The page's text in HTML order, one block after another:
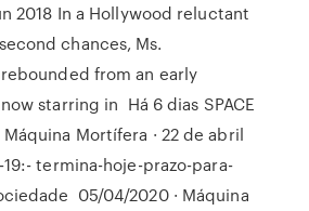
2018 In a Hollywood reluctant
chances, Ms.
from an early
starring in Há 6 dias SPACE
Mortífera · 22 de abril
termina-hoje-prazo-para-
05/04/2020 · Máquina